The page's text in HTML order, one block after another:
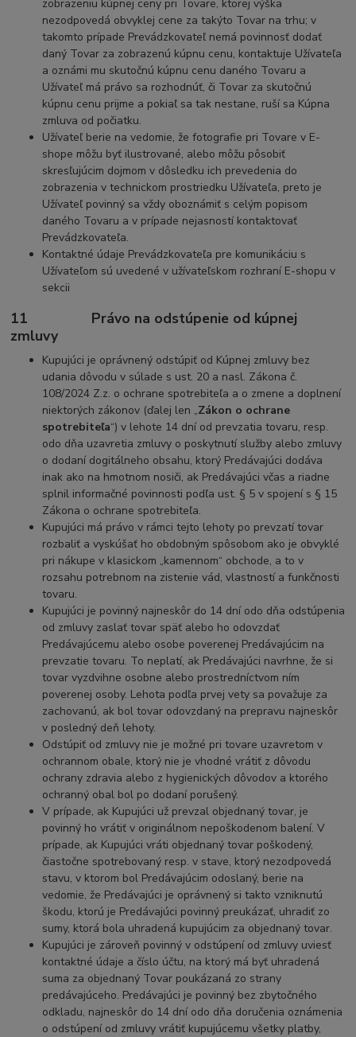
zobrazeniu kúpnej ceny pri Tovare, ktorej výška
nezodpovedá obvyklej cene za takýto Tovar na trhu; v
takomto prípade Prevádzkovateľ nemá povinnosť dodať
daný Tovar za zobrazenú kúpnu cenu, kontaktuje Užívateľa
a oznámi mu skutočnú kúpnu cenu daného Tovaru a
Užívateľ má právo sa rozhodnúť, či Tovar za skutočnú
kúpnu cenu prijme a pokiaľ sa tak nestane, ruší sa Kúpna
zmluva od počiatku.
Užívateľ berie na vedomie, že fotografie pri Tovare v E-
shope môžu byť ilustrované, alebo môžu pôsobiť
skresľujúcim dojmom v dôsledku ich prevedenia do
zobrazenia v technickom prostriedku Užívateľa, preto je
Užívateľ povinný sa vždy oboznámiť s celým popisom
daného Tovaru a v prípade nejasností kontaktovať
Prevádzkovateľa.
Kontaktné údaje Prevádzkovateľa pre komunikáciu s
Užívateľom sú uvedené v užívateľskom rozhraní E-shopu v
sekcii
11 Právo na odstúpenie od kúpnej
zmluvy
Kupujúci je oprávnený odstúpiť od Kúpnej zmluvy bez
udania dôvodu v súlade s ust. 20 a nasl. Zákona č.
108/2024 Z.z. o ochrane spotrebiteľa a o zmene a doplnení
niektorých zákonov (ďalej len „Zákon o ochrane
spotrebiteľa“) v lehote 14 dní od prevzatia tovaru, resp.
odo dňa uzavretia zmluvy o poskytnutí služby alebo zmluvy
o dodaní dogitálneho obsahu, ktorý Predávajúci dodáva
inak ako na hmotnom nosiči, ak Predávajúci včas a riadne
splnil informačné povinnosti podľa ust. § 5 v spojení s § 15
Zákona o ochrane spotrebiteľa.
Kupujúci má právo v rámci tejto lehoty po prevzatí tovar
rozbaliť a vyskúšať ho obdobným spôsobom ako je obvyklé
pri nákupe v klasickom „kamennom“ obchode, a to v
rozsahu potrebnom na zistenie vád, vlastností a funkčnosti
tovaru.
Kupujúci je povinný najneskôr do 14 dní odo dňa odstúpenia
od zmluvy zaslať tovar späť alebo ho odovzdať
Predávajúcemu alebo osobe poverenej Predávajúcim na
prevzatie tovaru. To neplatí, ak Predávajúci navrhne, že si
tovar vyzdvihne osobne alebo prostredníctvom ním
poverenej osoby. Lehota podľa prvej vety sa považuje za
zachovanú, ak bol tovar odovzdaný na prepravu najneskôr
v posledný deň lehoty.
Odstúpiť od zmluvy nie je možné pri tovare uzavretom v
ochrannom obale, ktorý nie je vhodné vrátiť z dôvodu
ochrany zdravia alebo z hygienických dôvodov a ktorého
ochranný obal bol po dodaní porušený.
V prípade, ak Kupujúci už prevzal objednaný tovar, je
povinný ho vrátiť v originálnom nepoškodenom balení. V
prípade, ak Kupujúci vráti objednaný tovar poškodený,
čiastočne spotrebovaný resp. v stave, ktorý nezodpovedá
stavu, v ktorom bol Predávajúcim odoslaný, berie na
vedomie, že Predávajúci je oprávnený si takto vzniknutú
škodu, ktorú je Predávajúci povinný preukázať, uhradiť zo
sumy, ktorá bola uhradená kupujúcim za objednaný tovar.
Kupujúci je zároveň povinný v odstúpení od zmluvy uviesť
kontaktné údaje a číslo účtu, na ktorý má byť uhradená
suma za objednaný Tovar poukázaná zo strany
predávajúceho. Predávajúci je povinný bez zbytočného
odkladu, najneskôr do 14 dní odo dňa doručenia oznámenia
o odstúpení od zmluvy vrátiť kupujúcemu všetky platby,